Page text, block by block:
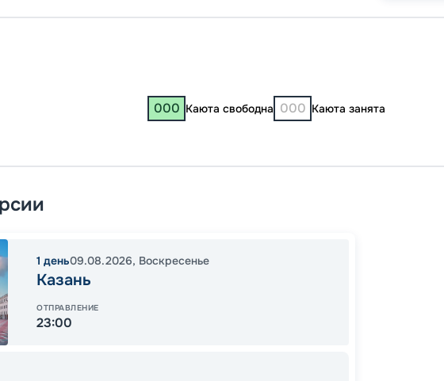
000 Каюта свободна 000 Каюта занята
1 день09.08.2026, Воскресенье
Казань
ОТПРАВЛЕНИЕ
23:00